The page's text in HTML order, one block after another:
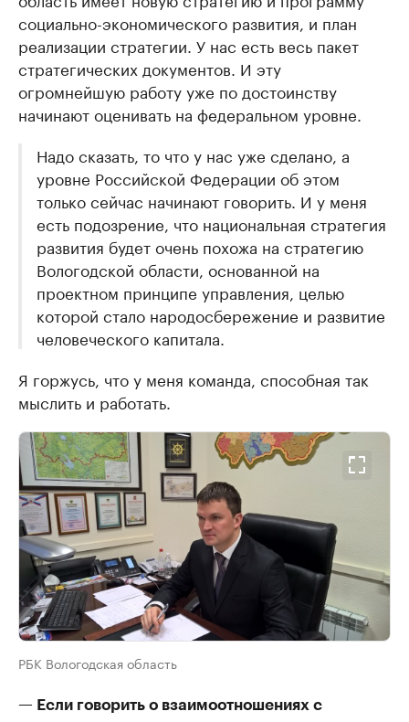
социально-экономического развития, и план
реализации стратегии. У нас есть весь пакет
стратегических документов. И эту
огромнейшую работу уже по достоинству
начинают оценивать на федеральном уровне.
Надо сказать, то что у нас уже сделано, а
уровне Российской Федерации об этом
только сейчас начинают говорить. И у меня
есть подозрение, что национальная стратегия
развития будет очень похожа на стратегию
Вологодской области, основанной на
проектном принципе управления, целью
которой стало народосбережение и развитие
человеческого капитала.
Я горжусь, что у меня команда, способная так
мыслить и работать.
РБК Вологодская область
— Если говорить о взаимоотношениях с